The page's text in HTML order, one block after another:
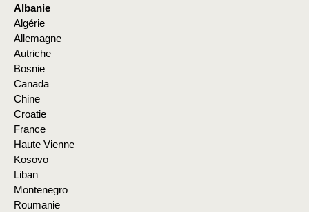
Albanie
Algérie
Allemagne
Autriche
Bosnie
Canada
Chine
Croatie
France
Haute Vienne
Kosovo
Liban
Montenegro
Roumanie